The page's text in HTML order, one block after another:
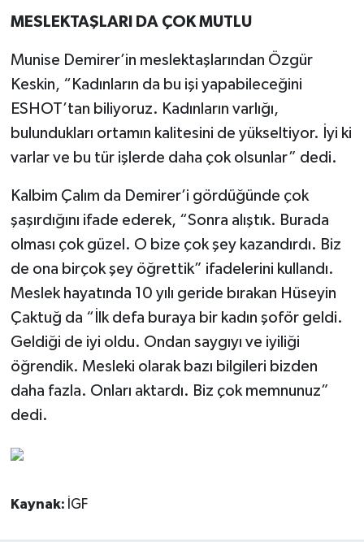
MESLEKTAŞLARI DA ÇOK MUTLU
Munise Demirer’in meslektaşlarından Özgür
Keskin, “Kadınların da bu işi yapabileceğini
ESHOT’tan biliyoruz. Kadınların varlığı,
bulundukları ortamın kalitesini de yükseltiyor. İyi ki
varlar ve bu tür işlerde daha çok olsunlar” dedi.
Kalbim Çalım da Demirer’i gördüğünde çok
şaşırdığını ifade ederek, “Sonra alıştık. Burada
olması çok güzel. O bize çok şey kazandırdı. Biz
de ona birçok şey öğrettik” ifadelerini kullandı.
Meslek hayatında 10 yılı geride bırakan Hüseyin
Çaktuğ da “İlk defa buraya bir kadın şoför geldi.
Geldiği de iyi oldu. Ondan saygıyı ve iyiliği
öğrendik. Mesleki olarak bazı bilgileri bizden
daha fazla. Onları aktardı. Biz çok memnunuz”
dedi.
Kaynak: İGF